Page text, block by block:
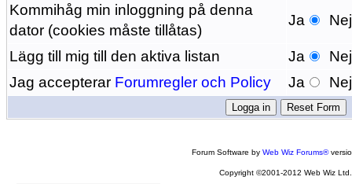
Kommihåg min inloggning på denna
dator (cookies måste tillåtas)
Ja Nej
Lägg till mig till den aktiva listan Ja
Nej
Jag accepterar Forumregler och Policy Ja Nej
Forum Software byWeb Wiz Forums®
Copyright ©2001-2012 Web Wiz Ltd.